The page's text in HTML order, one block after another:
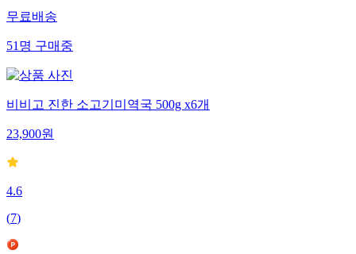
무료배송
51명구매중
비비고 진한 소고기미역국 500g x6개
23,900원
4.6
(7)